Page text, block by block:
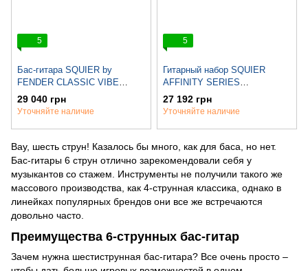
5
Бас-гитара SQUIER by
FENDER CLASSIC VIBE
LIMITED EDITION BASS VI
MN ANTIGUA
29 040 грн
Уточняйте наличие
5
Гитарный набор SQUIER
AFFINITY SERIES
PRECISION BASS PJ PACK 3
COLOR SUNBURST
27 192 грн
Уточняйте наличие
Вау, шесть струн! Казалось бы много, как для баса, но нет.
Бас-гитары 6 струн отлично зарекомендовали себя у
музыкантов со стажем. Инструменты не получили такого же
массового производства, как 4-струнная классика, однако в
линейках популярных брендов они все же встречаются
довольно часто.
Преимущества 6-струнных бас-гитар
Зачем нужна шестиструнная бас-гитара? Все очень просто –